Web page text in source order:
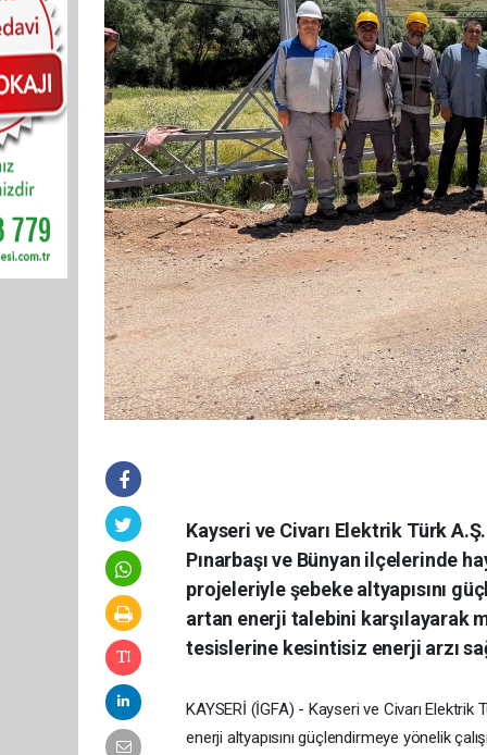
Kayseri ve Civarı Elektrik Türk
Pınarbaşı ve Bünyan ilçelerinde
projeleriyle şebeke altyapısını
artan enerji talebini karşılayarak
tesislerine kesintisiz enerji arzı
KAYSERİ (İGFA) - Kayseri ve Civarı Elektrik
enerji altyapısını güçlendirmeye yönelik